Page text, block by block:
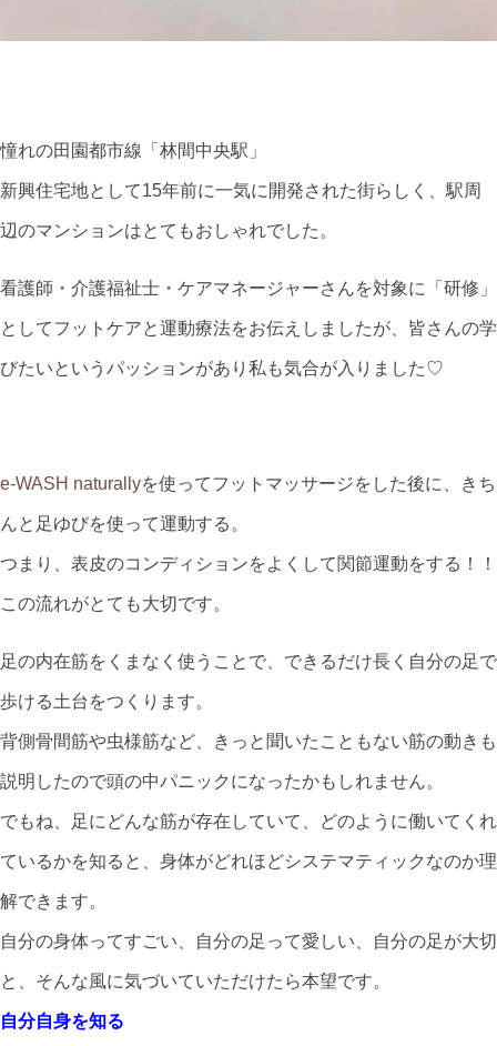
憧れの田園都市線「林間中央駅」
新興住宅地として15年前に一気に開発された街らしく、駅周
辺のマンションはとてもおしゃれでした。
看護師・介護福祉士・ケアマネージャーさんを対象に「研修」
としてフットケアと運動療法をお伝えしましたが、皆さんの学
びたいというパッションがあり私も気合が入りました♡
e-WASH naturallyを使ってフットマッサージをした後に、きち
んと足ゆびを使って運動する。
つまり、表皮のコンディションをよくして関節運動をする！！
この流れがとても大切です。
足の内在筋をくまなく使うことで、できるだけ長く自分の足で
歩ける土台をつくります。
背側骨間筋や虫様筋など、きっと聞いたこともない筋の動きも
説明したので頭の中パニックになったかもしれません。
でもね、足にどんな筋が存在していて、どのように働いてくれ
ているかを知ると、身体がどれほどシステマティックなのか理
解できます。
自分の身体ってすごい、自分の足って愛しい、自分の足が大切
と、そんな風に気づいていただけたら本望です。
自分自身を知る